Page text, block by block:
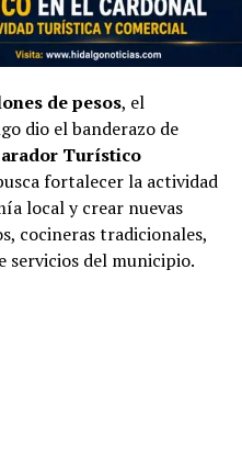
de pesos, el
dio el banderazo de
Turístico
fortalecer la actividad
local y crear nuevas
cocineras tradicionales,
servicios del municipio.